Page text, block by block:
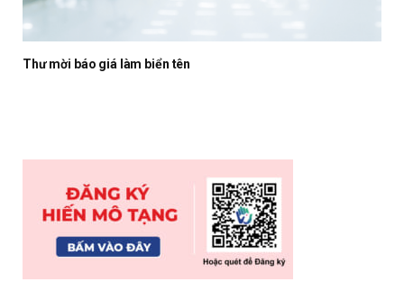
Thư mời báo giá làm biển tên